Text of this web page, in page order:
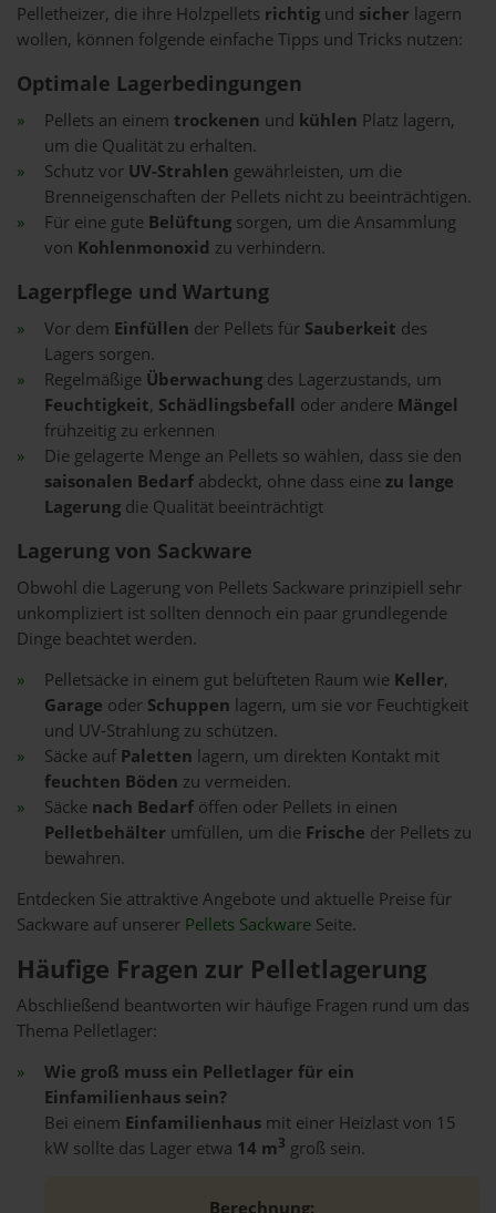
Pelletheizer, die ihre Holzpellets richtig und sicher lagern
wollen, können folgende einfache Tipps und Tricks nutzen:
Optimale Lagerbedingungen
Pellets an einem trockenen und kühlen Platz lagern,
um die Qualität zu erhalten.
Schutz vor UV-Strahlen gewährleisten, um die
Brenneigenschaften der Pellets nicht zu beeinträchtigen.
Für eine gute Belüftung sorgen, um die Ansammlung
von Kohlenmonoxid zu verhindern.
Lagerpflege und Wartung
Vor dem Einfüllen der Pellets für Sauberkeit des
Lagers sorgen.
Regelmäßige Überwachung des Lagerzustands, um
Feuchtigkeit, Schädlingsbefall oder andere Mängel
frühzeitig zu erkennen
Die gelagerte Menge an Pellets so wählen, dass sie den
saisonalen Bedarf abdeckt, ohne dass einezu lange
Lagerung die Qualität beeinträchtigt
Lagerung von Sackware
Obwohl die Lagerung von Pellets Sackware prinzipiell sehr
unkompliziert ist sollten dennoch ein paar grundlegende
Dinge beachtet werden.
Pelletsäcke in einem gut belüfteten Raum wie Keller,
Garage oder Schuppen lagern, um sie vor Feuchtigkeit
und UV-Strahlung zu schützen.
Säcke auf Paletten lagern, um direkten Kontakt mit
feuchten Böden zu vermeiden.
Säcke nach Bedarf öffen oder Pellets in einen
Pelletbehälter umfüllen, um die Frische der Pellets zu
bewahren.
Entdecken Sie attraktive Angebote und aktuelle Preise für
Sackware auf unserer Pellets Sackware Seite.
Häufige Fragen zur Pelletlagerung
Abschließend beantworten wir häufige Fragen rund um das
Thema Pelletlager:
Wie groß muss ein Pelletlager für ein
Einfamilienhaus sein?
Bei einem Einfamilienhaus mit einer Heizlast von 15
kW sollte das Lager etwa 14 m3 groß sein.